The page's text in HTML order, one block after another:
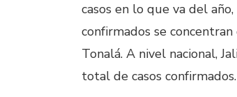
casos en lo que va del
confirmados se
Tonalá. A nivel nacional,
total de casos confirmados.